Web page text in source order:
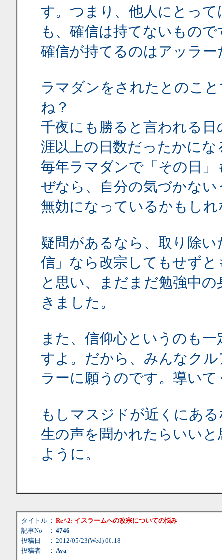
す。つまり、他人にとっ
も、確信は持てないもので
確信が持てるのはアッラー
ラマダンをされたとのこ
ね？
千夜にも勝ると言われる
涯以上の日数だったかに
毎年ラマダンで「その日
ぜなら、自分の気づかな
無効になっているかもし
疑問があるなら、取り除
信」なら改宗してもせず
と思い、まだまだ勉強中
きました。
また、信仰心というのも
すよ。だから、みんなク
ラーに願うのです。導い
もしマスジドが近くにあ
生の声を聞かれたらいい
ように。
タイトル ： Re^2: イスラームへの改宗についての悩み
記事No
： 4746
投稿日
： 2012/05/23(Wed) 00:18
投稿者
： Aya